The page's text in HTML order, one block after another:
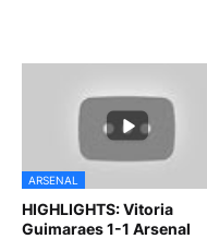
ARSENAL
HIGHLIGHTS: Vitoria
Guimaraes 1-1 Arsenal